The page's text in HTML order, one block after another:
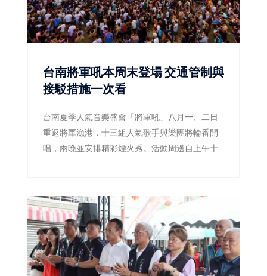
台南將軍吼本周末登場 交通管制與
接駁措施一次看
台南夏季人氣音樂盛會「將軍吼」八月一、二日
重返將軍漁港，十三組人氣歌手與樂團將輪番開
唱，兩晚並安排精彩煙火秀。活動周邊自上午十